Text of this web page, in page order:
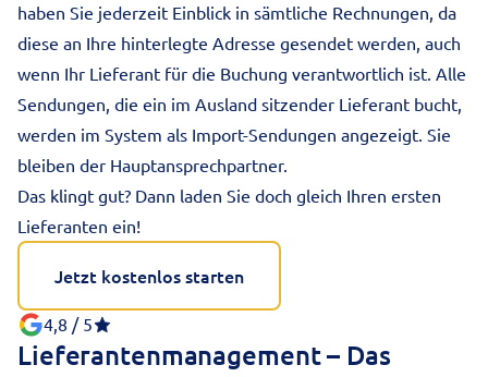
haben Sie jederzeit Einblick in sämtliche Rechnungen, da
diese an Ihre hinterlegte Adresse gesendet werden, auch
wenn Ihr Lieferant für die Buchung verantwortlich ist. Alle
Sendungen, die ein im Ausland sitzender Lieferant bucht,
werden im System als Import-Sendungen angezeigt. Sie
bleiben der Hauptansprechpartner.
Das klingt gut? Dann laden Sie doch gleich Ihren ersten
Lieferanten ein!
Jetzt kostenlos starten
4,8 / 5
Lieferantenmanagement – Das